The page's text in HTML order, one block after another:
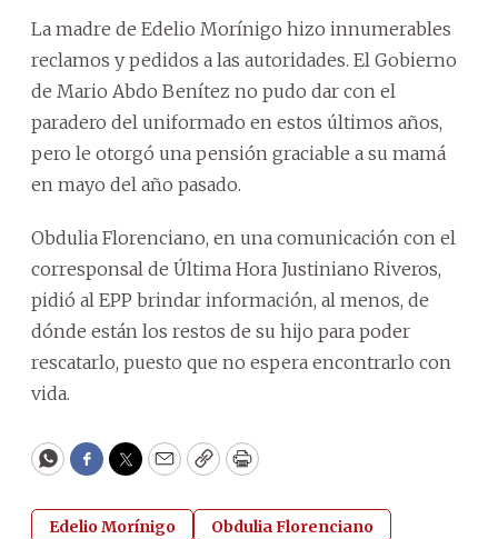
La madre de Edelio Morínigo hizo innumerables
reclamos y pedidos a las autoridades. El Gobierno
de Mario Abdo Benítez no pudo dar con el
paradero del uniformado en estos últimos años,
pero le otorgó una pensión graciable a su mamá
en mayo del año pasado.
Obdulia Florenciano, en una comunicación con el
corresponsal de Última Hora Justiniano Riveros,
pidió al EPP brindar información, al menos, de
dónde están los restos de su hijo para poder
rescatarlo, puesto que no espera encontrarlo con
vida.
WhatsApp
Facebook
Twitter
EmailCopyPrint
Edelio Morínigo
Obdulia Florenciano